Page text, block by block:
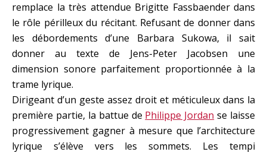
remplace la très attendue Brigitte Fassbaender dans
le rôle périlleux du récitant. Refusant de donner dans
les débordements d’une Barbara Sukowa, il sait
donner au texte de Jens-Peter Jacobsen une
dimension sonore parfaitement proportionnée à la
trame lyrique.
Dirigeant d’un geste assez droit et méticuleux dans la
première partie, la battue de Philippe Jordan se laisse
progressivement gagner à mesure que l’architecture
lyrique s’élève vers les sommets. Les tempi